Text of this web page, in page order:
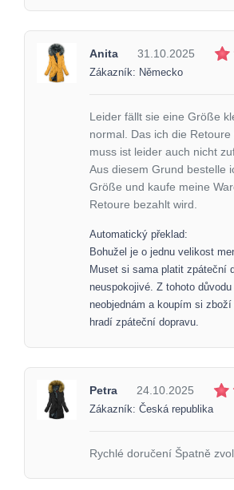
Anita 31.10.2025
Zákazník: Německo
Leider fällt sie eine Größe
normal. Das ich die
muss ist leider auch nicht
Aus diesem Grund bestelle
Größe und kaufe meine
Retoure bezahlt wird.
Automatický překlad:
Bohužel je o jednu velikost
Muset si sama platit zpáteční
neuspokojivé. Z tohoto
neobjednám a koupím si
hradí zpáteční dopravu.
Petra 24.10.2025
Zákazník: Česká republika
Rychlé doručení Špatně